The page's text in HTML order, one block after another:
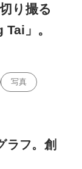
り撮る
」。
写真
ラフ。創